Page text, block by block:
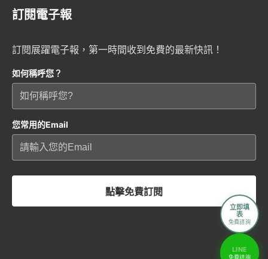
訂閱電子報
訂閱展躍電子報，第一時間收到免費的最新快訊！
如何稱呼您？
您常用的Email
點擊免費訂閱
立即填
表
免費諮詢
LINE
免費諮詢